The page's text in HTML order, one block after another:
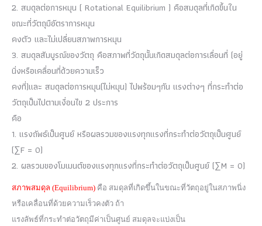
2. สมดุลต่อการหมุน ( Rotational Equilibrium ) คือสมดุลที่เกิดขึ้นใน
ขณะที่วัตถุมือัตราการหมุน
คงตัว และไม่เปลี่ยนสภาพการหมุน
3. สมดุลสัมบูรณ์ของวัตถุ คือสภาพที่วัดถุนั้นเกิดสมดุลต่อการเลื่อนที่ (อยู่
นิ่งหรือเคลื่อนที่ด้วยความเร็ว
คงที่)และ สมดุลต่อการหมุน(ไม่หมุน) ไปพร้อมๆกัน แรงต่างๆ ที่กระทำต่อ
วัตถุเป็นไปตามเงื่อนไข 2 ประการ
คือ
1. แรงถัพธ์เป็นศูนย์ หรือผลรวมของแรงทุกแรงที่กระทำต่อวัตถุเป็นศูนย์
(∑F = 0)
2. ผลรวมของโมเมนต์ของแรงทุกแรงที่กระทำต่อวัตถุเป็นศูนย์ (∑M = 0)
สภาพสมดุล (Equilibrium) คือ สมดุลที่เกิดขึ้นในขณะที่วัตถุอยู่ในสภาพนิ่ง
หรือเคลื่อนที่ด้วยความเร็วคงตัว ถ้า
แรงลัพธ์ที่กระทำต่อวัตถุมีค่าเป็นศูนย์ สมดุลจะแบ่งเป็น